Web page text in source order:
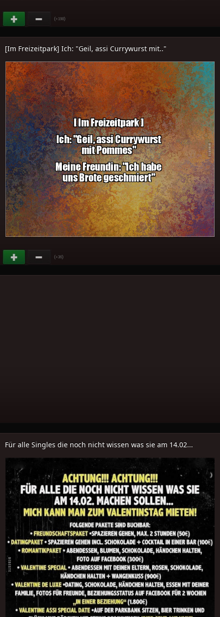
(+198)
[Im Freizeitpark] Ich: "Geil, assi Currywurst mit.."
(+36)
Für alle Singles die noch nicht wissen was sie am 14.02...